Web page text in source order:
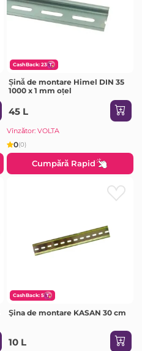
CashBack: 23
Șină de montare Himel DIN 35
1000 x 1 mm oțel
45 L
Vînzător: VOLTA
0(0)
Cumpără Rapid
CashBack: 5
Şina de montare KASAN 30 cm
10 L